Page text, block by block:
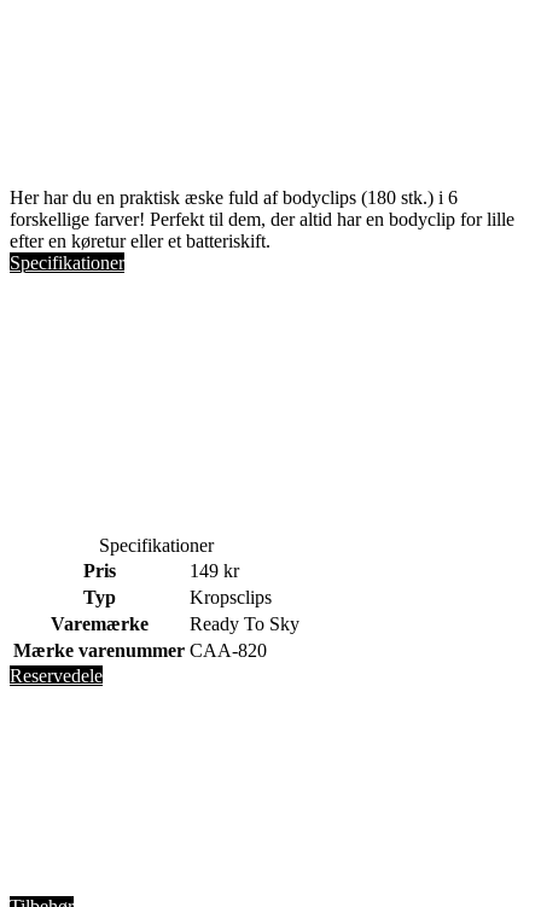
Her har du en praktisk æske fuld af bodyclips (180 stk.) i 6
forskellige farver! Perfekt til dem, der altid har en bodyclip for lille
efter en køretur eller et batteriskift.
Specifikationer
Specifikationer
Pris
149 kr
Typ
Kropsclips
Varemærke
Ready To Sky
Mærke varenummer CAA-820
Reservedele